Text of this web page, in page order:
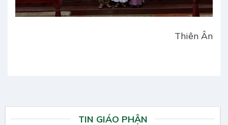
Thiên Ân
TIN GIÁO PHẬN